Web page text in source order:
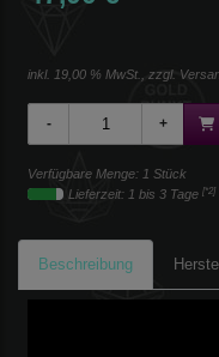
inkl. 19,00 % MwSt., zzgl.
Verfügbare Menge: 1 Stück
Lieferzeit: 1 bis 3 Tage [*2]
Beschreibung